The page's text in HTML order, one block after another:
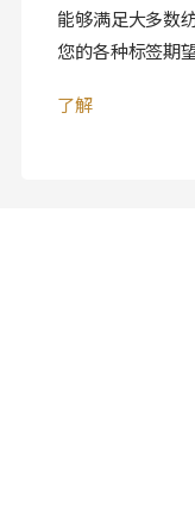
能够满足大多数
您的各种标签期
了解